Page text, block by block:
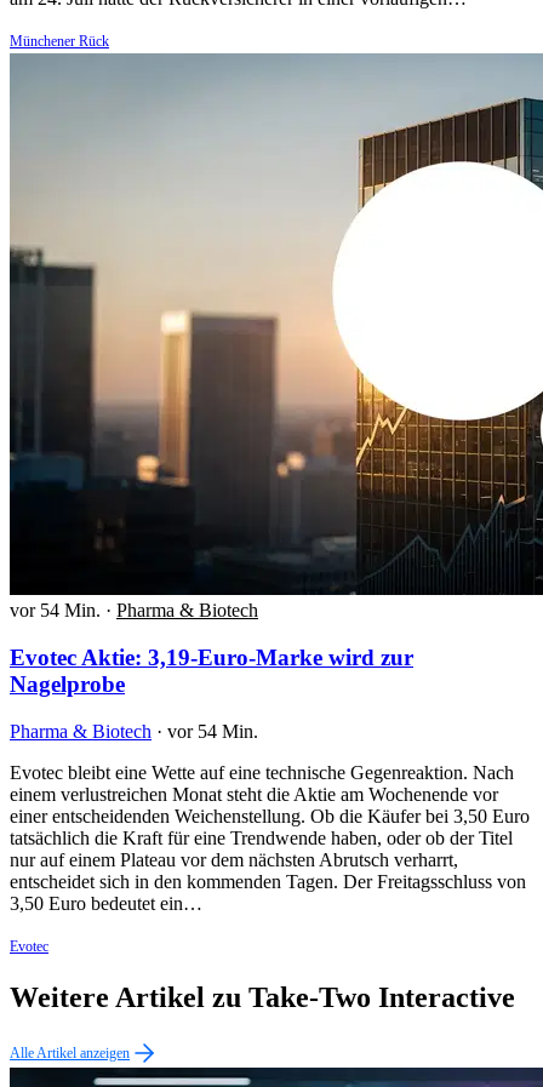
Münchener Rück
vor 54 Min. · Pharma & Biotech
Evotec Aktie: 3,19-Euro-Marke wird zur
Nagelprobe
Pharma & Biotech · vor 54 Min.
Evotec bleibt eine Wette auf eine technische Gegenreaktion. Nach
einem verlustreichen Monat steht die Aktie am Wochenende vor
einer entscheidenden Weichenstellung. Ob die Käufer bei 3,50 Euro
tatsächlich die Kraft für eine Trendwende haben, oder ob der Titel
nur auf einem Plateau vor dem nächsten Abrutsch verharrt,
entscheidet sich in den kommenden Tagen. Der Freitagsschluss von
3,50 Euro bedeutet ein…
Evotec
Weitere Artikel zu Take-Two Interactive
Alle Artikel anzeigen